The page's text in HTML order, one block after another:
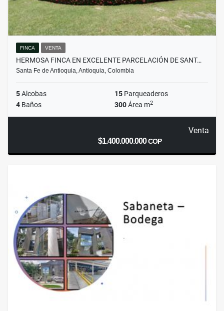
FINCA VENTA
HERMOSA FINCA EN EXCELENTE PARCELACIÓN DE SANT…
Santa Fe de Antioquia, Antioquia, Colombia
5Alcobas 15 Parqueaderos
4 Baños 300Área m2
Venta
$1.400.000.000COP